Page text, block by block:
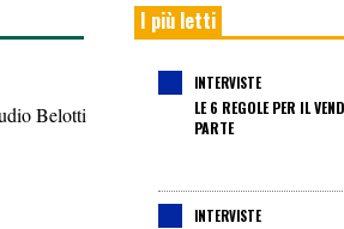
Belotti
I più letti
INTERVISTE
LE 6 REGOLE PER IL
PARTE
INTERVISTE